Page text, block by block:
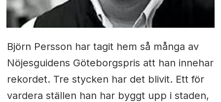
Björn Persson har tagit hem så många av
Nöjesguidens Göteborgspris att han innehar
rekordet. Tre stycken har det blivit. Ett för
vardera ställen han har byggt upp i staden,